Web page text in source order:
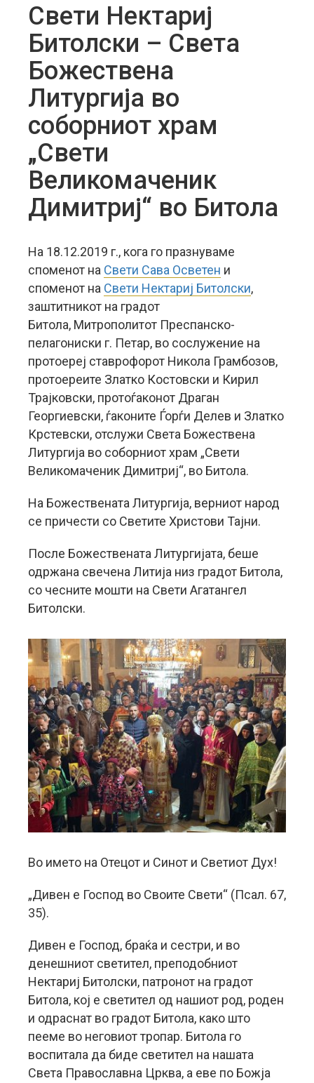
Свети Нектариј
Битолски – Светa
Божествена
Литургија во
соборниот храм
„Свети
Великомаченик
Димитриј“ во Битола
На 18.12.2019 г., кога го празнуваме
споменот на Свети Сава Осветен и
споменот на Свети Нектариј Битолски,
заштитникот на градот
Битола, Митрополитот Преспанско-
пелагониски г. Петар, во сослужение на
протоереј ставрофорот Никола Грамбозов,
протоереите Златко Костовски и Кирил
Трајковски, протоѓаконот Драган
Георгиевски, ѓаконите Ѓорѓи Делев и Златко
Крстевски, отслужи Света Божествена
Литургија во соборниот храм „Свети
Великомаченик Димитриј“, во Битола.
На Божествената Литургија, верниот народ
се причести со Светите Христови Тајни.
После Божествената Литургијата, беше
одржана свечена Литија низ градот Битола,
со чесните мошти на Свети Агатангел
Битолски.
Во името на Отецот и Синот и Светиот Дух!
„Дивен е Господ во Своите Свети“ (Псал. 67,
35).
Дивен е Господ, браќа и сестри, и во
денешниот светител, преподобниот
Нектариј Битолски, патронот на градот
Битола, кој е светител од нашиот род, роден
и одраснат во градот Битола, како што
пееме во неговиот тропар. Битола го
воспитала да биде светител на нашата
Света Православна Црква, а еве по Божја